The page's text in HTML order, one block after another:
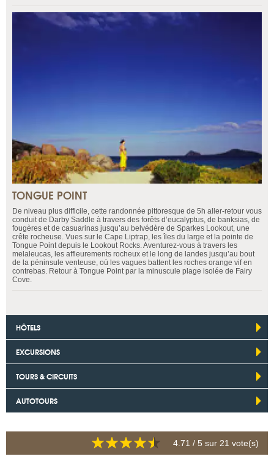
TONGUE POINT
De niveau plus difficile, cette randonnée pittoresque de 5h aller-retour vous
conduit de Darby Saddle à travers des forêts d’eucalyptus, de banksias, de
fougères et de casuarinas jusqu’au belvédère de Sparkes Lookout, une
crête rocheuse. Vues sur le Cape Liptrap, les îles du large et la pointe de
Tongue Point depuis le Lookout Rocks. Aventurez-vous à travers les
melaleucas, les affleurements rocheux et le long de landes jusqu’au bout
de la péninsule venteuse, où les vagues battent les roches orange vif en
contrebas. Retour à Tongue Point par la minuscule plage isolée de Fairy
Cove.
HÔTELS
EXCURSIONS
TOURS & CIRCUITS
AUTOTOURS
4.71 / 5 sur 21 vote(s)